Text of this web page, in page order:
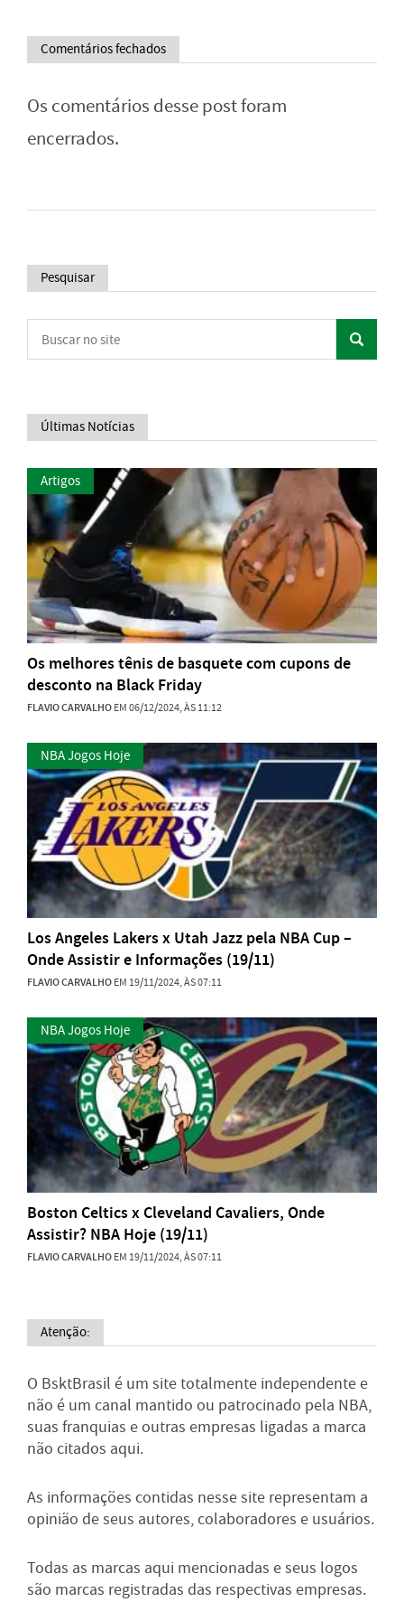
Comentários fechados
Os comentários desse post foram
encerrados.
Pesquisar
Últimas Notícias
Artigos
Os melhores tênis de basquete com cupons de
desconto na Black Friday
FLAVIO CARVALHOEM 06/12/2024, ÀS 11:12
NBA Jogos Hoje
Los Angeles Lakers x Utah Jazz pela NBA Cup –
Onde Assistir e Informações (19/11)
FLAVIO CARVALHOEM 19/11/2024, ÀS 07:11
NBA Jogos Hoje
Boston Celtics x Cleveland Cavaliers, Onde
Assistir? NBA Hoje (19/11)
FLAVIO CARVALHOEM 19/11/2024, ÀS 07:11
Atenção:
O BsktBrasil é um site totalmente independente e
não é um canal mantido ou patrocinado pela NBA,
suas franquias e outras empresas ligadas a marca
não citados aqui.
As informações contidas nesse site representam a
opinião de seus autores, colaboradores e usuários.
Todas as marcas aqui mencionadas e seus logos
são marcas registradas das respectivas empresas.